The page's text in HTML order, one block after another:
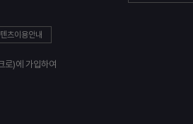
츠이용안내
로)에 가입하여